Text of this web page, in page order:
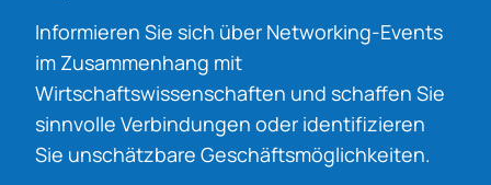
Informieren Sie sich über Networking-Events
im Zusammenhang mit
Wirtschaftswissenschaften und schaffen Sie
sinnvolle Verbindungen oder identifizieren
Sie unschätzbare Geschäftsmöglichkeiten.